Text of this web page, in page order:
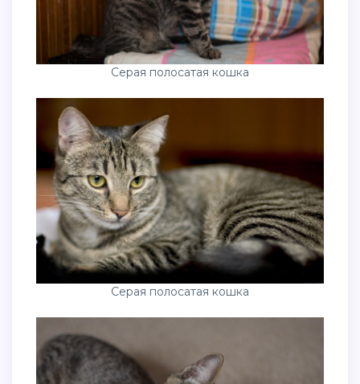
Серая полосатая кошка
Серая полосатая кошка